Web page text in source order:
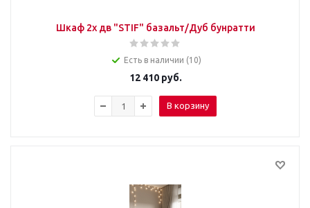
Шкаф 2х дв "STIF" базальт/Дуб бунратти
Есть в наличии (10)
12 410руб.
В корзину